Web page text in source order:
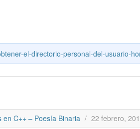
A
p
p
a
m
a
m
e
dI
n
ar
tir
el-directorio-personal-del-usuario-
C++ – Poesía Binaria / 22 febrero,